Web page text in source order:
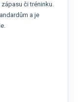
či tréninku.
a je